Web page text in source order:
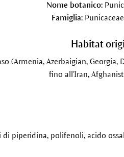
Nome botanico:
Famiglia:
Habitat
(Armenia, Azerbaigian,
fino all'Iran,
piperidina, polifenoli, acido